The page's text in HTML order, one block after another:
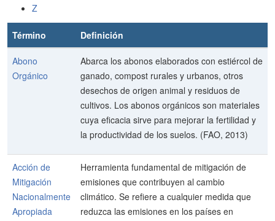
Z
Término Definición
Abono
Orgánico
Abarca los abonos elaborados con estiércol de
ganado, compost rurales y urbanos, otros
desechos de origen animal y residuos de
cultivos. Los abonos orgánicos son materiales
cuya eficacia sirve para mejorar la fertilidad y
la productividad de los suelos. (FAO, 2013)
Acción de
Mitigación
Nacionalmente
Apropiada
Herramienta fundamental de mitigación de
emisiones que contribuyen al cambio
climático. Se refiere a cualquier medida que
reduzca las emisiones en los países en